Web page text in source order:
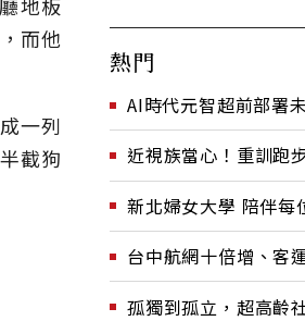
而他
一列
截狗
熱門
AI時代元智超前部署
近視族當心！重訓跑
新北婦女大學 陪伴每
台中航網十倍增、客
孤獨到孤立，超高齡